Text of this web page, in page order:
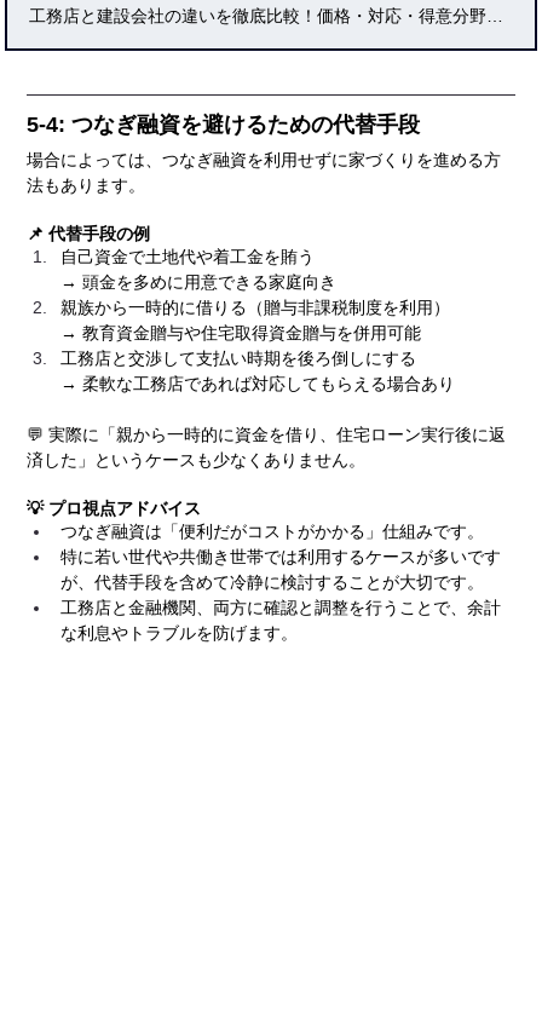
5-4: つなぎ融資を避けるための代替手段
場合によっては、つなぎ融資を利用せずに家づくりを進める方
法もあります。
📌 代替手段の例
自己資金で土地代や着工金を賄う
→ 頭金を多めに用意できる家庭向き
親族から一時的に借りる（贈与非課税制度を利用）
→ 教育資金贈与や住宅取得資金贈与を併用可能
工務店と交渉して支払い時期を後ろ倒しにする
→ 柔軟な工務店であれば対応してもらえる場合あり
💬 実際に「親から一時的に資金を借り、住宅ローン実行後に返
済した」というケースも少なくありません。
💡 プロ視点アドバイス
つなぎ融資は「便利だがコストがかかる」仕組みです。
特に若い世代や共働き世帯では利用するケースが多いです
が、代替手段を含めて冷静に検討することが大切です。
工務店と金融機関、両方に確認と調整を行うことで、余計
な利息やトラブルを防げます。